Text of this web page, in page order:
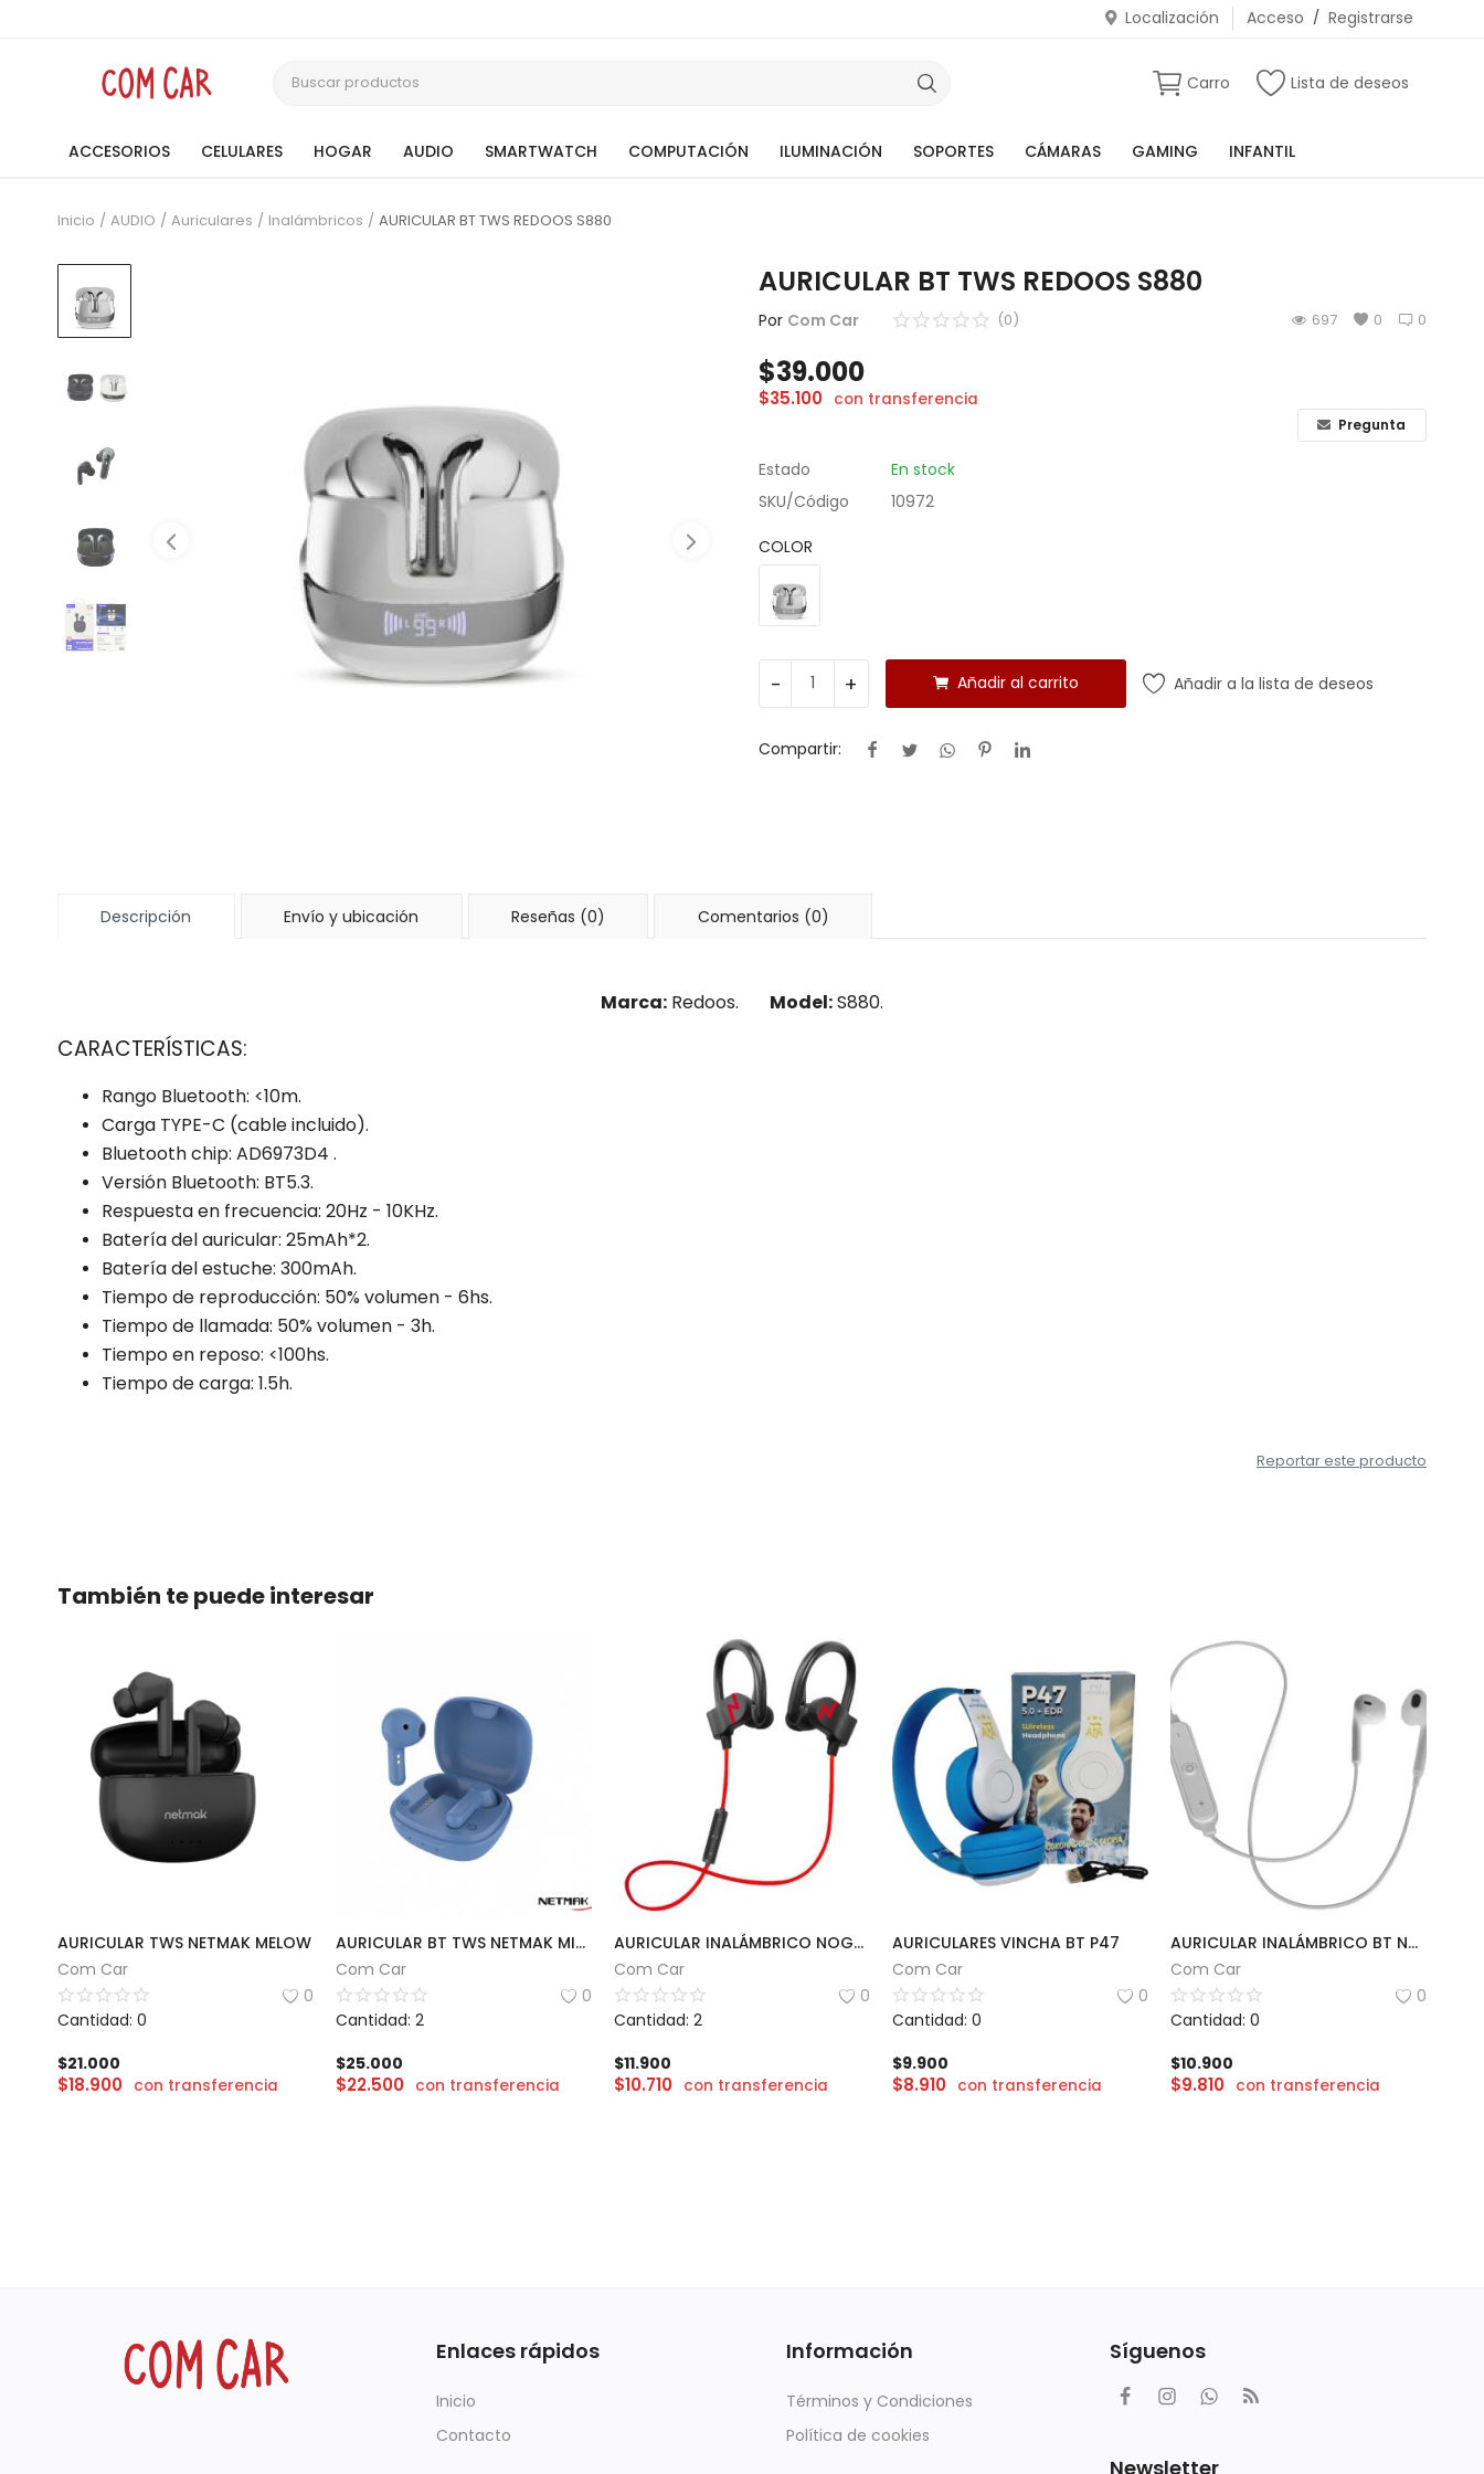
Localización Acceso / Registrarse
Carro Lista de deseos
ACCESORIOS CELULARES HOGAR AUDIO SMARTWATCH COMPUTACIÓN ILUMINACIÓN SOPORTES CÁMARAS GAMING INFANTIL
Inicio AUDIO Auriculares Inalámbricos AURICULAR BT TWS REDOOS S880
AURICULAR BT TWS REDOOS S880
Por Com Car 0
(0) 0
697
$39.000
$35.100 con transferencia
Pregunta
Estado
En stock
SKU/Código
10972
COLOR
- + Añadir al carrito Añadir a la lista de deseos
Compartir:
Descripción Envío y ubicación Reseñas (0) Comentarios (0)
Marca: Redoos. Model:S880.
CARACTERÍSTICAS:
Rango Bluetooth: <10m.
Carga TYPE-C (cable incluido).
Bluetooth chip: AD6973D4 .
Versión Bluetooth: BT5.3.
Respuesta en frecuencia: 20Hz - 10KHz.
Batería del auricular: 25mAh*2.
Batería del estuche: 300mAh.
Tiempo de reproducción: 50% volumen - 6hs.
Tiempo de llamada: 50% volumen - 3h.
Tiempo en reposo: <100hs.
Tiempo de carga: 1.5h.
Reportar este producto
También te puede interesar
AURICULAR TWS NETMAK MELOW
Com Car
0
Cantidad: 0
$21.000
$18.900 con transferencia
AURICULAR BT TWS NETMAK MIKO
Com Car
0
Cantidad: 2
$25.000
$22.500 con transferencia
AURICULAR INALÁMBRICO NOGA SPORT FIT | NG-BT300
Com Car
0
Cantidad: 2
$11.900
$10.710 con transferencia
AURICULARES VINCHA BT P47
Com Car
0
Cantidad: 0
$9.900
$8.910 con transferencia
AURICULAR INALÁMBRICO BT NOGA | NG-BT400
Com Car
0
Cantidad: 0
$10.900
$9.810 con transferencia
Enlaces rápidos
Inicio
Contacto
Información
Términos y Condiciones
Política de cookies
Síguenos
Newsletter